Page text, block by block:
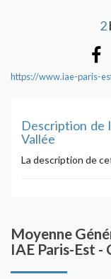
2
https://www.iae-paris-
Description de
Vallée
La description de
Moyenne
IAE Paris-Est -